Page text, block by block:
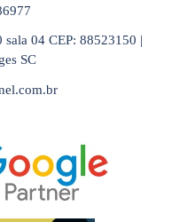
sala 04 CEP: 88523150 |
SC